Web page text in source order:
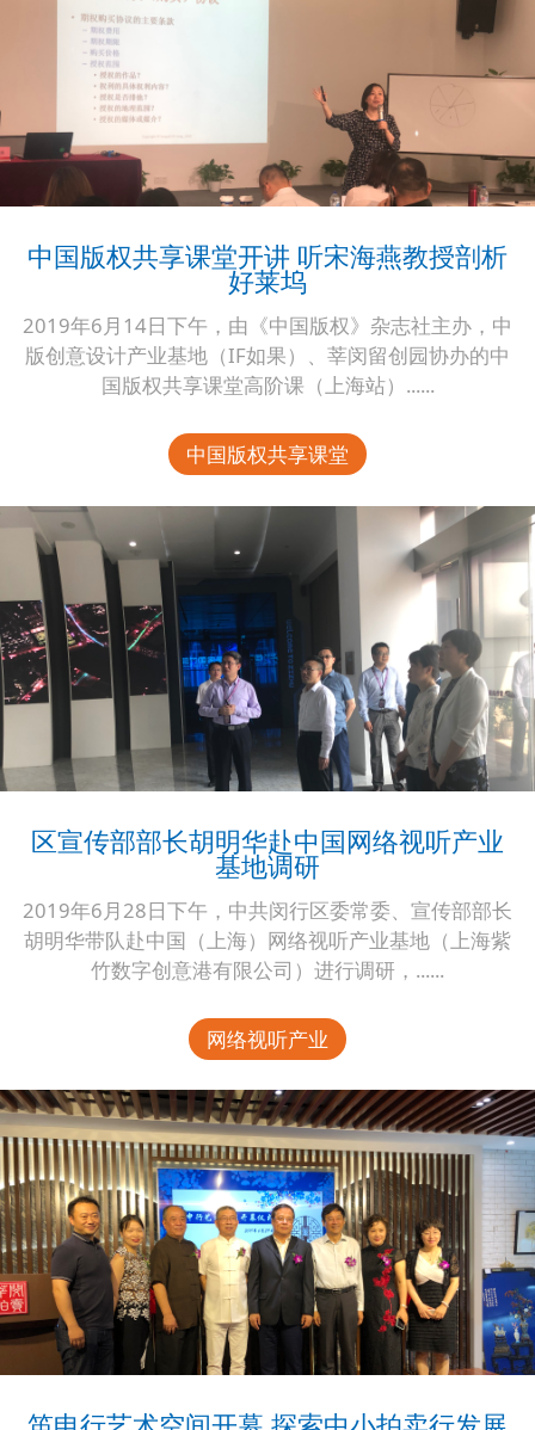
中国版权共享课堂开讲 听宋海燕教授剖析
好莱坞
2019年6月14日下午，由《中国版权》杂志社主办，中
版创意设计产业基地（IF如果）、莘闵留创园协办的中
国版权共享课堂高阶课（上海站）......
中国版权共享课堂
区宣传部部长胡明华赴中国网络视听产业
基地调研
2019年6月28日下午，中共闵行区委常委、宣传部部长
胡明华带队赴中国（上海）网络视听产业基地（上海紫
竹数字创意港有限公司）进行调研，......
网络视听产业